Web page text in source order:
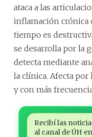
ataca a las
inflamación crónica
tiempo es
se desarrolla por la
detecta mediante
la clínica. Afecta
y con más
Recibí las
al canal de ÚH